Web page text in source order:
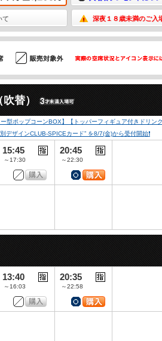
て 深夜１８歳未満のご入
吹替）
型ポップコーンBOX】【トッパーフィギュア付きドリン
ザインCLUB-SPICEカード” を8/7(金)から受付開始❗️
15:45
～17:30
20:45
～22:30
13:40
～16:03
20:35
～22:58